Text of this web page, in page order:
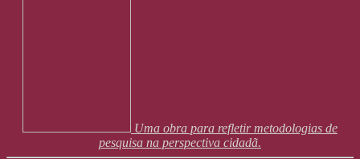
Uma obra para refletir metodologias de
pesquisa na perspectiva cidadã.